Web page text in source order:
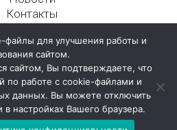
Контакты
Никитский пер., д. 4а, стр. 1
для улучшения работы и
сайтом.
сайтом, Вы подтверждаете, что
по работе с cookie-файлами и
данных. Вы можете отключить
настройках Вашего браузера.